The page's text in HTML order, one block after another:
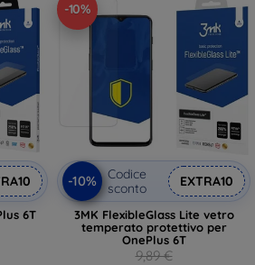
6T
-10%
-10%
Codice
sconto
EXTRA10
3MK FlexibleGlass Lite vetro
temperato protettivo per
OnePlus 6T
9,89 €